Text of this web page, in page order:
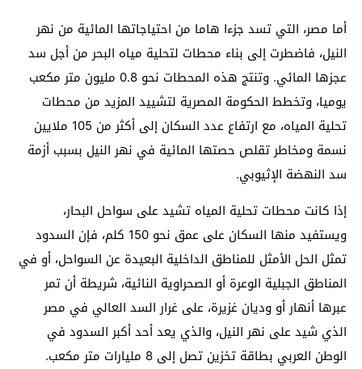
أما مصر، التي تسد جزءا هاما من احتياجاتها المائية من نهر
النيل، فاضطرت إلى بناء محطات لتحلية مياه البحر من أجل سد
عجزها المائي. وتنتج هذه المحطات نحو 0.8 مليون متر مكعب
يوميا، وتخطط الحكومة المصرية لتشييد المزيد من محطات
تحلية المياه، مع ارتفاع عدد السكان إلى أكثر من 105 ملايين
نسمة ومخاطر تقلص حصتها المائية في نهر النيل بسبب أزمة
سد النهضة الإثيوبي.
إذا كانت محطات تحلية المياه تشيد على سواحل البحار،
ويستفيد منها السكان على عمق نحو 150 كلم، فإن السدود
تمثل الحل الأمثل للمناطق الداخلية البعيدة عن السواحل، أو في
المناطق الجبلية الوعرة أو الصحراوية النائية، شريطة أن تمر
عبرها أنهار أو وديان غزيرة، على غرار السد العالي في مصر
الذي شيد على نهر النيل، والذي يعد أحد أكبر السدود في
الوطن العربي بطاقة تخزين تصل إلى 8 مليارات متر مكعب.